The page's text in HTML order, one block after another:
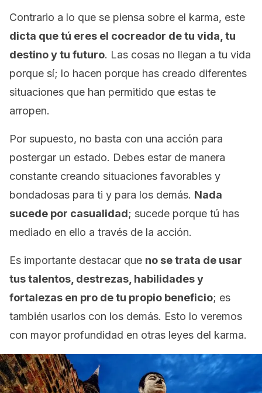
Contrario a lo que se piensa sobre el karma, este
dicta que tú eres el cocreador de tu vida, tu
destino y tu futuro. Las cosas no llegan a tu vida
porque sí; lo hacen porque has creado diferentes
situaciones que han permitido que estas te
arropen.
Por supuesto, no basta con una acción para
postergar un estado. Debes estar de manera
constante creando situaciones favorables y
bondadosas para ti y para los demás. Nada
sucede por casualidad; sucede porque tú has
mediado en ello a través de la acción.
Es importante destacar que no se trata de usar
tus talentos, destrezas, habilidades y
fortalezas en pro de tu propio beneficio; es
también usarlos con los demás. Esto lo veremos
con mayor profundidad en otras leyes del karma.